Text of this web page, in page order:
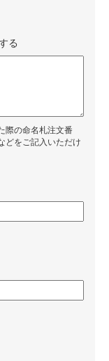
る
際の命名札注文番
どをご記入いただけ